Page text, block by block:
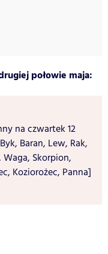
połowie maja:
na czwartek 12
Baran, Lew, Rak,
Waga, Skorpion,
Koziorożec, Panna]